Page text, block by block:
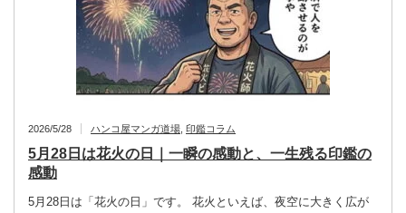
2026/5/28 ハンコ屋マンガ道場 印鑑コラム
5月28日は花火の日｜一瞬の感動と、一生残る印鑑の
感動
5月28日は「花火の日」です。 花火といえば、夜空に大きく広が